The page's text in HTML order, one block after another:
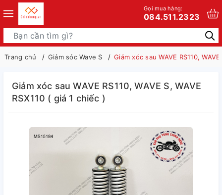
Gọi mua hàng:
084.511.2323
Trang chủ Giảm sóc Wave S Giảm xóc sau WAVE RS110,
Giảm xóc sau WAVE RS110, WAVE S, WAVE
RSX110 ( giá 1 chiếc )